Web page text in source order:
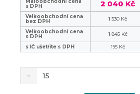
s DPH 2 040 Kč
Velkoobchodní cena
bez DPH 1 530 Kč
Velkoobchodní cena
s DPH 1 845 Kč
s IČ ušetříte s DPH
195 Kč